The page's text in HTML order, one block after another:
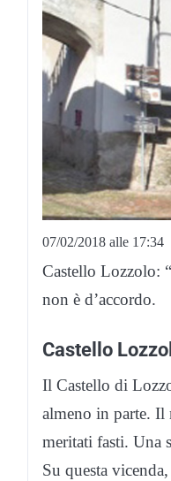
07/02/2018 alle 17:34
Castello Lozzolo:
non è d’accordo.
Castello
Il Castello di
almeno in parte. Il
meritati fasti. Una
Su questa